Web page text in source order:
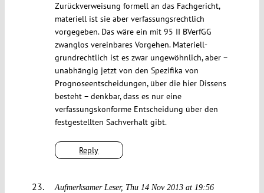
Reply
Zurückverweisung formell an das Fachgericht,
materiell ist sie aber verfassungsrechtlich
vorgegeben. Das wäre ein mit 95 II BVerfGG
zwanglos vereinbares Vorgehen. Materiell-
grundrechtlich ist es zwar ungewöhnlich, aber –
unabhängig jetzt von den Spezifika von
Prognoseentscheidungen, über die hier Dissens
besteht – denkbar, dass es nur eine
verfassungskonforme Entscheidung über den
festgestellten Sachverhalt gibt.
Aufmerksamer Leser Thu 14 Nov 2013 at 19:56